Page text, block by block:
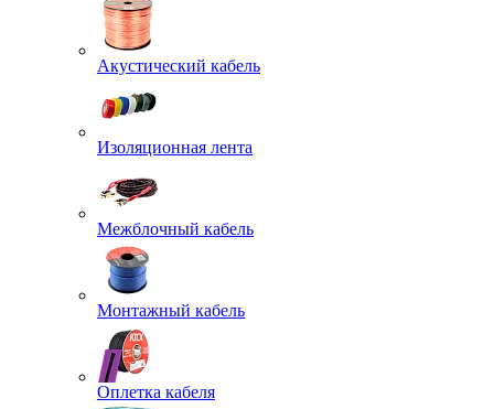
Акустический кабель
Изоляционная лента
Межблочный кабель
Монтажный кабель
Оплетка кабеля